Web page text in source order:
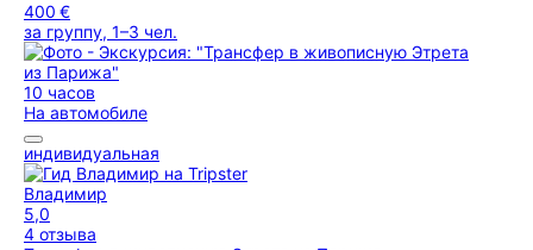
400 €
за группу, 1–3 чел.
10 часов
На автомобиле
индивидуальная
Владимир
5,0
4 отзыва